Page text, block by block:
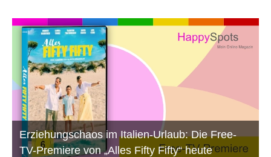
Erziehungschaos im Italien-Urlaub: Die Free-
TV-Premiere von „Alles Fifty Fifty“ heute